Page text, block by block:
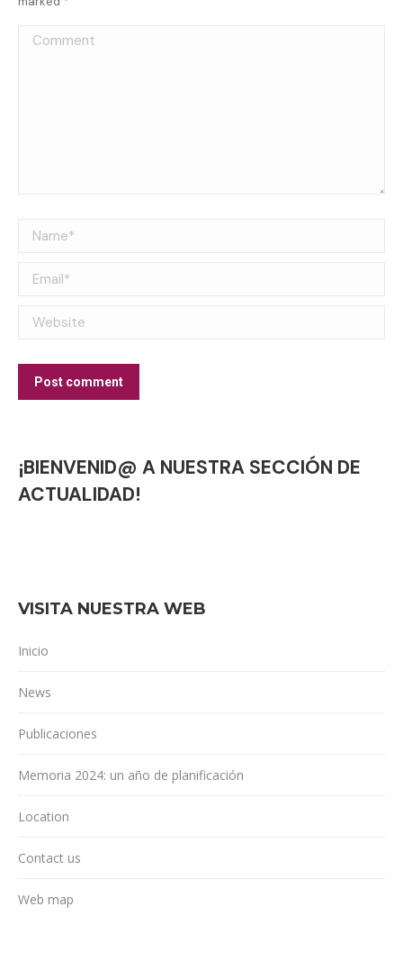
Comment
Name *
Email *
Website
Post comment
¡BIENVENID@ A NUESTRA SECCIÓN DE
ACTUALIDAD!
VISITA NUESTRA WEB
Inicio
News
Publicaciones
Memoria 2024: un año de planificación
Location
Contact us
Web map